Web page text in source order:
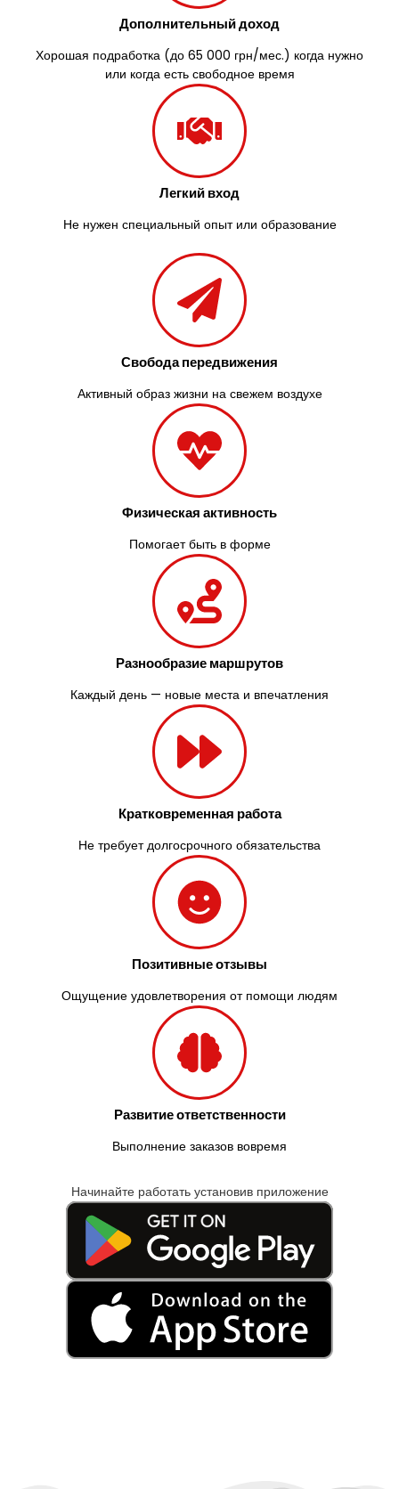
Дополнительный доход
Хорошая подработка (до 65 000 грн/мес.) когда нужно
или когда есть свободное время
Легкий вход
Не нужен специальный опыт или образование
Свобода передвижения
Активный образ жизни на свежем воздухе
Физическая активность
Помогает быть в форме
Разнообразие маршрутов
Каждый день — новые места и впечатления
Кратковременная работа
Не требует долгосрочного обязательства
Позитивные отзывы
Ощущение удовлетворения от помощи людям
Развитие ответственности
Выполнение заказов вовремя
Начинайте работать установив приложение
Звенигородка